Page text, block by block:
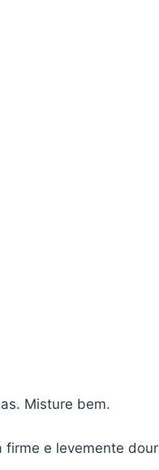
Misture bem.
firme e levemente